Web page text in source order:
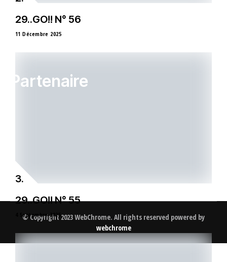
29..GO!! N° 56
11 Décembre 2025
29..GO!! N° 55
4 Septembre 2025
Partenaire
© Copyright 2023 WebChrome. All rights reserved powered by
webchrome